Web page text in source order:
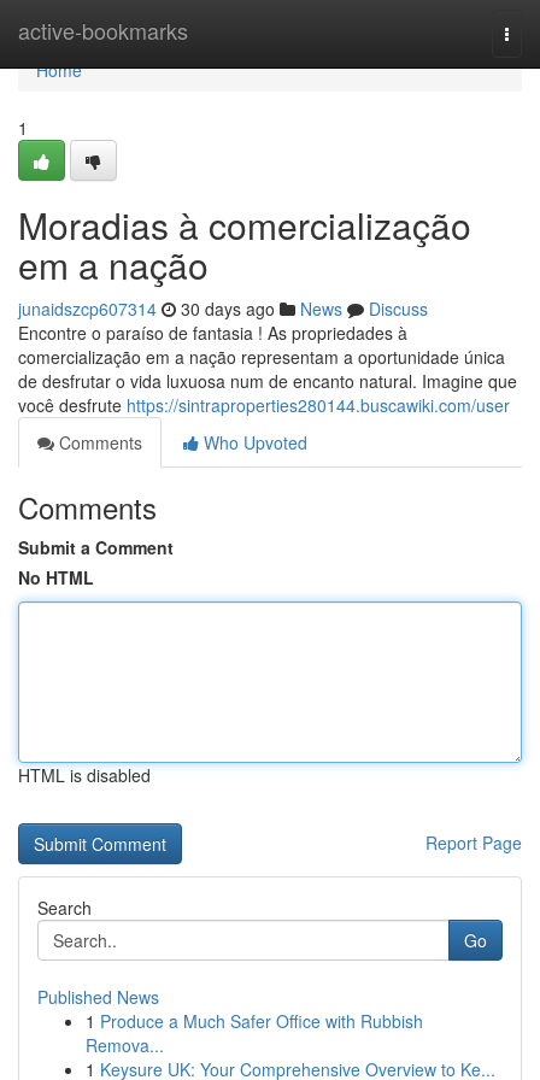
active-bookmarks
Home
Home
1
Moradias à comercialização
em a nação
junaidszcp607314 30 days ago News
Discuss
Encontre o paraíso de fantasia ! As propriedades à
comercialização em a nação representam a oportunidade única
de desfrutar o vida luxuosa num de encanto natural. Imagine que
você desfrute https://sintraproperties280144.buscawiki.com/user
Comments
Who Upvoted
Comments
Submit a Comment
No HTML
HTML is disabled
Report Page
Search
Go
Published News
1 Produce a Much Safer Office with Rubbish
Remova...
1 Keysure UK: Your Comprehensive Overview to Ke...